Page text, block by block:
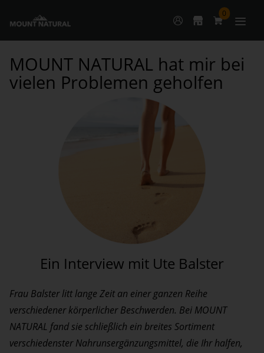
0
MOUNT NATURAL hat mir bei
vielen Problemen geholfen
Ein Interview mit Ute Balster
Frau Balster litt lange Zeit an einer ganzen Reihe
verschiedener körperlicher Beschwerden. Bei MOUNT
NATURAL fand sie schließlich ein breites Sortiment
verschiedenster Nahrunsergänzungsmittel, die Ihr halfen,